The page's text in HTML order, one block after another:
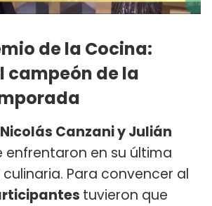
de la Cocina:
campeón de la
Nicolás Canzani y Julián
enfrentaron en su última
Para convencer al
tuvieron que